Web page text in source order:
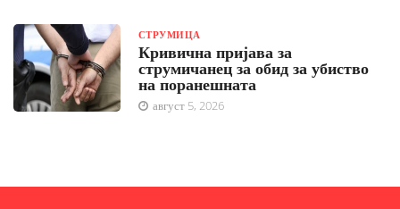
СТРУМИЦА
Кривична пријава за
струмичанец за обид за убиство
на поранешната
август 5, 2026